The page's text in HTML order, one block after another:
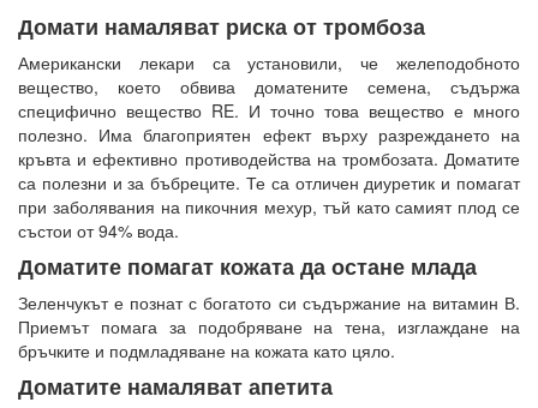
Домати намаляват риска от тромбоза
Американски лекари са установили, че желеподобното
вещество, което обвива доматените семена, съдържа
специфично вещество ​​RE. И точно това вещество е много
полезно. Има благоприятен ефект върху разреждането на
кръвта и ефективно противодейства на тромбозата. Доматите
са полезни и за бъбреците. Те са отличен диуретик и помагат
при заболявания на пикочния мехур, тъй като самият плод се
състои от 94% вода.
Доматите помагат кожата да остане млада
Зеленчукът е познат с богатото си съдържание на витамин В.
Приемът помага за подобряване на тена, изглаждане на
бръчките и подмладяване на кожата като цяло.
Доматите намаляват апетита